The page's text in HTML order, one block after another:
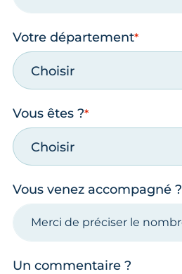
Votre département
Choisir
Vous êtes ?
Choisir
Vous venez accompagné ?
Un commentaire ?